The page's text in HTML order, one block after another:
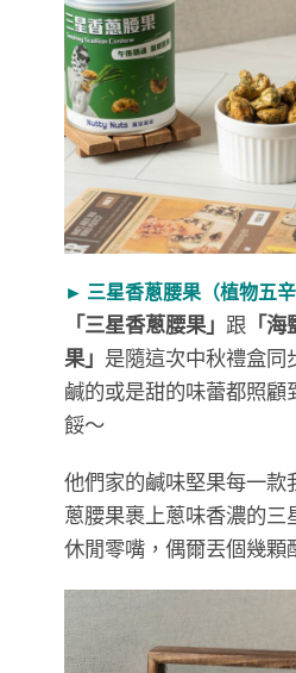
► 三星香蔥腰果（植物五辛
「三星香蔥腰果」 跟 「
果」 是隨這次中秋禮盒同
鹹的或是甜的味蕾都照顧
餒～
他們家的鹹味堅果每一款
蔥腰果裹上蔥味香濃的三
休閒零嘴，偶爾丟個幾顆